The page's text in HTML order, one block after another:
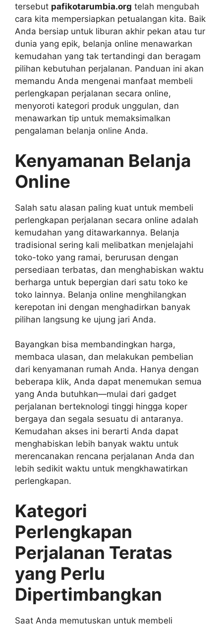
tersebut pafikotarumbia.org telah mengubah
cara kita mempersiapkan petualangan kita. Baik
Anda bersiap untuk liburan akhir pekan atau tur
dunia yang epik, belanja online menawarkan
kemudahan yang tak tertandingi dan beragam
pilihan kebutuhan perjalanan. Panduan ini akan
memandu Anda mengenai manfaat membeli
perlengkapan perjalanan secara online,
menyoroti kategori produk unggulan, dan
menawarkan tip untuk memaksimalkan
pengalaman belanja online Anda.
Kenyamanan Belanja
Online
Salah satu alasan paling kuat untuk membeli
perlengkapan perjalanan secara online adalah
kemudahan yang ditawarkannya. Belanja
tradisional sering kali melibatkan menjelajahi
toko-toko yang ramai, berurusan dengan
persediaan terbatas, dan menghabiskan waktu
berharga untuk bepergian dari satu toko ke
toko lainnya. Belanja online menghilangkan
kerepotan ini dengan menghadirkan banyak
pilihan langsung ke ujung jari Anda.
Bayangkan bisa membandingkan harga,
membaca ulasan, dan melakukan pembelian
dari kenyamanan rumah Anda. Hanya dengan
beberapa klik, Anda dapat menemukan semua
yang Anda butuhkan—mulai dari gadget
perjalanan berteknologi tinggi hingga koper
bergaya dan segala sesuatu di antaranya.
Kemudahan akses ini berarti Anda dapat
menghabiskan lebih banyak waktu untuk
merencanakan rencana perjalanan Anda dan
lebih sedikit waktu untuk mengkhawatirkan
perlengkapan.
Kategori
Perlengkapan
Perjalanan Teratas
yang Perlu
Dipertimbangkan
Saat Anda memutuskan untuk membeli